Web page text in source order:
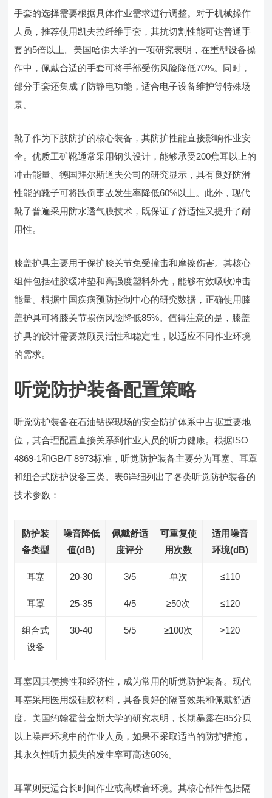
手套的选择需要根据具体作业需求进行调整。对于机械操作
人员，推荐使用凯夫拉纤维手套，其抗切割性能可达普通手
套的5倍以上。美国哈佛大学的一项研究表明，在重型设备操
作中，佩戴合适的手套可将手部受伤风险降低70%。同时，
部分手套还集成了防静电功能，适合电子设备维护等特殊场
景。
靴子作为下肢防护的核心装备，其防护性能直接影响作业安
全。优质工矿靴通常采用钢头设计，能够承受200焦耳以上的
冲击能量。德国拜尔斯道夫公司的研究显示，具有良好防滑
性能的靴子可将跌倒事故发生率降低60%以上。此外，现代
靴子普遍采用防水透气膜技术，既保证了舒适性又提升了耐
用性。
膝盖护具主要用于保护膝关节免受撞击和摩擦伤害。其核心
组件包括硅胶缓冲垫和高强度塑料外壳，能够有效吸收冲击
能量。根据中国疾病预防控制中心的研究数据，正确使用膝
盖护具可将膝关节损伤风险降低85%。值得注意的是，膝盖
护具的设计需要兼顾灵活性和稳定性，以适应不同作业环境
的需求。
听觉防护装备配置策略
听觉防护装备在石油钻探现场的安全防护体系中占据重要地
位，其合理配置直接关系到作业人员的听力健康。根据ISO
4869-1和GB/T 8973标准，听觉防护装备主要分为耳塞、耳罩
和组合式防护设备三类。表6详细列出了各类听觉防护装备的
技术参数：
防护装
备类型
噪音降低
值(dB)
佩戴舒适
度评分
可重复使
用次数
适用噪音
环境(dB)
耳塞 20-30 3/5 单次 ≤110
耳罩 25-35 4/5 ≥50次 ≤120
组合式
设备
30-40 5/5 ≥100次 >120
耳塞因其便携性和经济性，成为常用的听觉防护装备。现代
耳塞采用医用级硅胶材料，具备良好的隔音效果和佩戴舒适
度。美国约翰霍普金斯大学的研究表明，长期暴露在85分贝
以上噪声环境中的作业人员，如果不采取适当的防护措施，
其永久性听力损失的发生率可高达60%。
耳罩则更适合长时间作业或高噪音环境。其核心部件包括隔